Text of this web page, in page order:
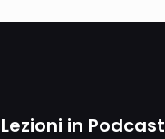
Lezioni in Podcast